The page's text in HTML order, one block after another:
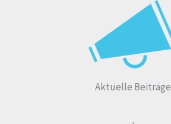
Aktuelle Beiträge